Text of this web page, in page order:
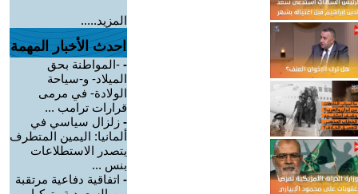
المزيد.....
احدث الأخبار المهمة
- -المواطنة بحق
الميلاد- و-سياحة
الولادة- في مرمى
قرارات ترامب ...
- زلزال سياسي في
ألمانيا: اليمين المتطرف
يتصدر الاستطلاعات
بنس ...
- اتفاقية دفاعية مرتقبة